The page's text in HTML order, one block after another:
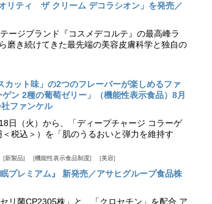
リティ ザ クリーム デコラシオン」を発売／
ージブランド『コスメデコルテ』の最高峰ラ
磨き続けてきた最先端の美容皮膚科学と独自の
カット味」の2つのフレーバーが楽しめるファ
ン 2種の葡萄ゼリー」（機能性表示食品）8月
ファンケル
日（火）から、「ディープチャージ コラーゲ
税込＞）を「肌のうるおいと弾力を維持す
新製品 機能性表示食品制度 美容
プレミアム』 新発売／アサヒグループ食品株
リ菌CP2305株」と、「クロセチン」を配合 ア